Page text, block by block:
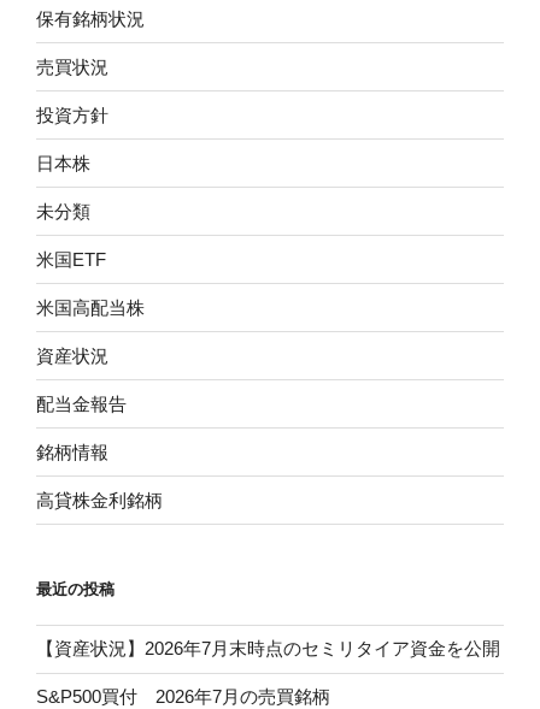
保有銘柄状況
売買状況
投資方針
日本株
未分類
米国ETF
米国高配当株
資産状況
配当金報告
銘柄情報
高貸株金利銘柄
最近の投稿
【資産状況】2026年7月末時点のセミリタイア資金を公開
S&P500買付 2026年7月の売買銘柄